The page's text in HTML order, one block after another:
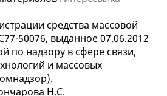
средства массовой
50076, выданное 07.06.2012
по надзору в сфере связи,
и массовых
Н.С.